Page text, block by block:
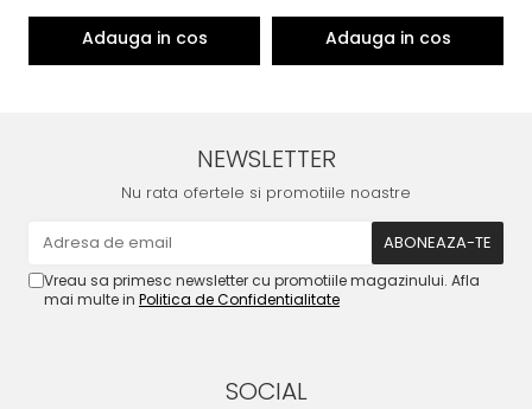
NEWSLETTER
Nu rata ofertele si promotiile noastre
Vreau sa primesc newsletter cu promotiile magazinului. Afla
mai multe in Politica de Confidentialitate
SOCIAL